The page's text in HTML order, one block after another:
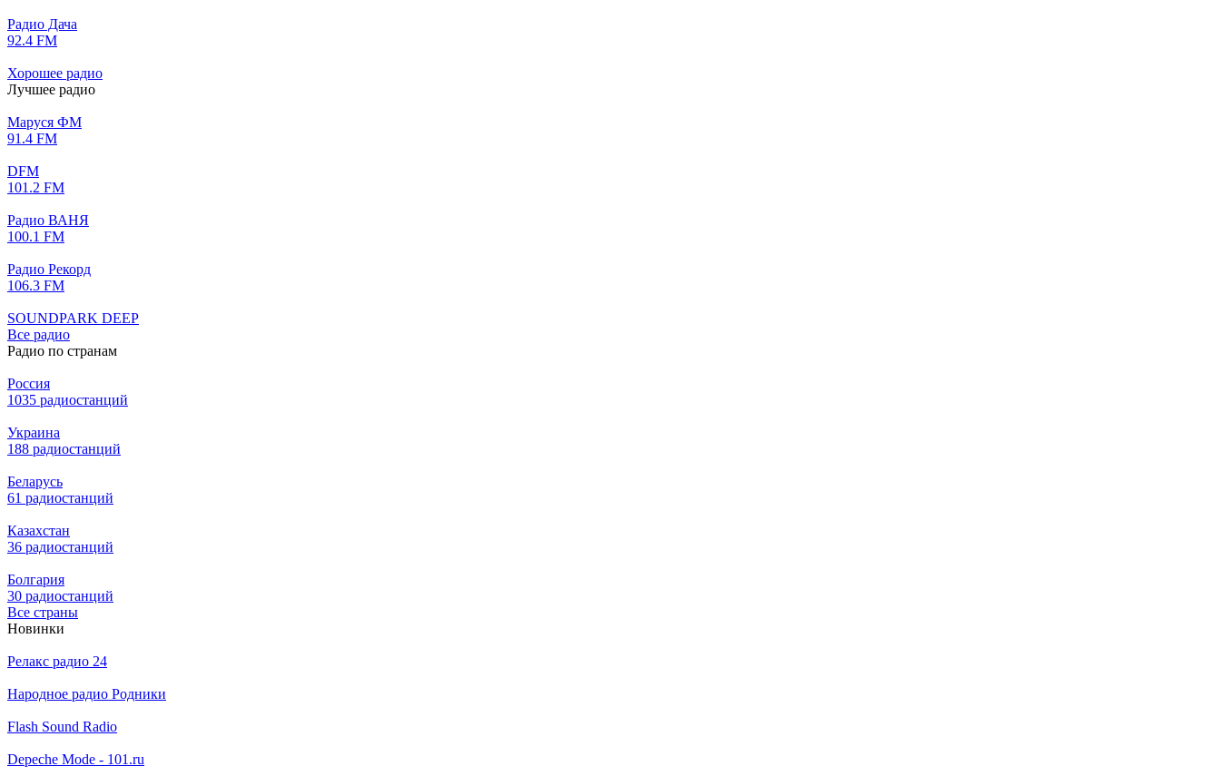
Радио Дача
92.4 FM
Хорошее радио
Лучшее радио
Маруся ФМ
91.4 FM
DFM
101.2 FM
Радио ВАНЯ
100.1 FM
Радио Рекорд
106.3 FM
SOUNDPARK DEEP
Все радио
Радио по странам
Россия
1035 радиостанций
Украина
188 радиостанций
Беларусь
61 радиостанций
Казахстан
36 радиостанций
Болгария
30 радиостанций
Все страны
Новинки
Релакс радио 24
Народное радио Родники
Flash Sound Radio
Depeche Mode - 101.ru